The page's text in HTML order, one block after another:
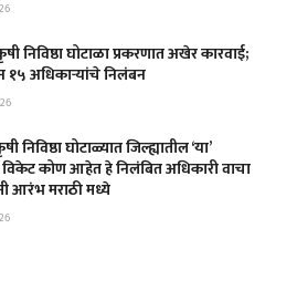
निविष्ठा घोटाळा प्रकरणात अखेर कारवाई;
१५ अधिकाऱ्यांचे निलंबन
निविष्ठा घोटाळ्यात जिल्ह्यातील ‘या’
विकेट कोण आहेत हे निलंबित अधिकारी वाचा
आरंभ मराठी मध्ये